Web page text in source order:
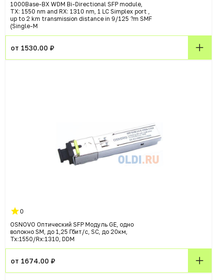
1000Base-BX WDM Bi-Directional SFP module,
TX: 1550 nm and RX: 1310 nm, 1 LC Simplex port ,
up to 2 km transmission distance in 9/125 ?m SMF
(Single-M
от 1530.00 ₽
0
OSNOVO Оптический SFP Модуль GE, одно
волокно SM, до 1,25 Гбит/c, SC, до 20км,
Tx:1550/Rx:1310, DDM
от 1674.00 ₽